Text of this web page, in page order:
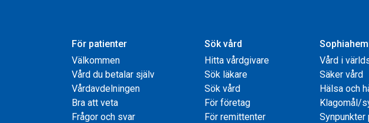
För patienter
Välkommen
Vård du betalar själv
Vårdavdelningen
Bra att veta
Frågor och svar
Sök vård
Hitta vårdgivare
Sök läkare
Sök vård
För företag
För remittenter
Vård i
Säker vård
Hälsa och
Klagomål/